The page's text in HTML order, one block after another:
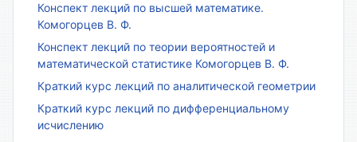
Конспект лекций по высшей математике.
Комогорцев В. Ф.
Конспект лекций по теории вероятностей и
математической статистике Комогорцев В. Ф.
Краткий курс лекций по аналитической геометрии
Краткий курс лекций по дифференциальному
исчислению